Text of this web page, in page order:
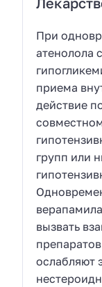
При
атенолола
приема
действие
групп или
вызвать
ослабляют